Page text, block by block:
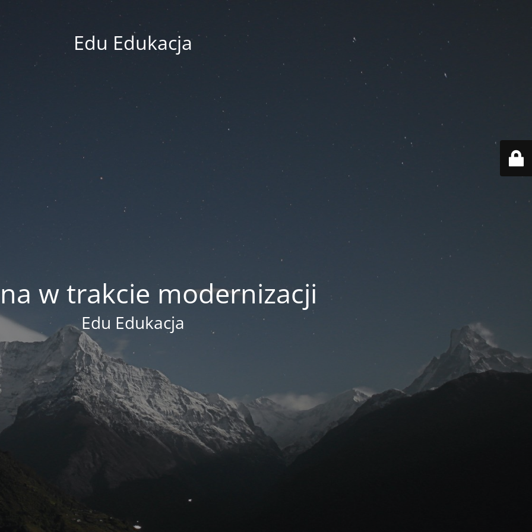
Edu Edukacja
w trakcie modernizacji
Edu Edukacja